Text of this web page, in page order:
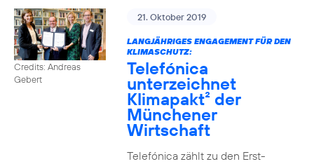
Credits: Andreas
Gebert
21. Oktober 2019
LANGJÄHRIGES ENGAGEMENT FÜR DEN
KLIMASCHUTZ:
Telefónica
unterzeichnet
Klimapakt² der
Münchener
Wirtschaft
Telefónica zählt zu den Erst-